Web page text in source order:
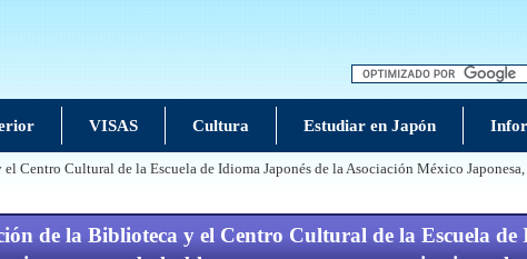
VISAS Cultura Estudiar en Japón
Cultural de la Escuela de Idioma Japonés de la Asociación México
de la Biblioteca y el Centro Cultural de la Escuela de